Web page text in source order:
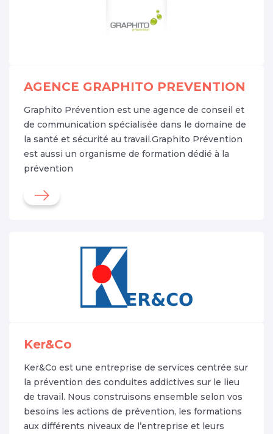
AGENCE GRAPHITO PREVENTION
Graphito Prévention est une agence de conseil et
de communication spécialisée dans le domaine de
la santé et sécurité au travail.Graphito Prévention
est aussi un organisme de formation dédié à la
prévention
Ker&Co
Ker&Co est une entreprise de services centrée sur
la prévention des conduites addictives sur le lieu
de travail. Nous construisons ensemble selon vos
besoins les actions de prévention, les formations
aux différents niveaux de l’entreprise et leurs